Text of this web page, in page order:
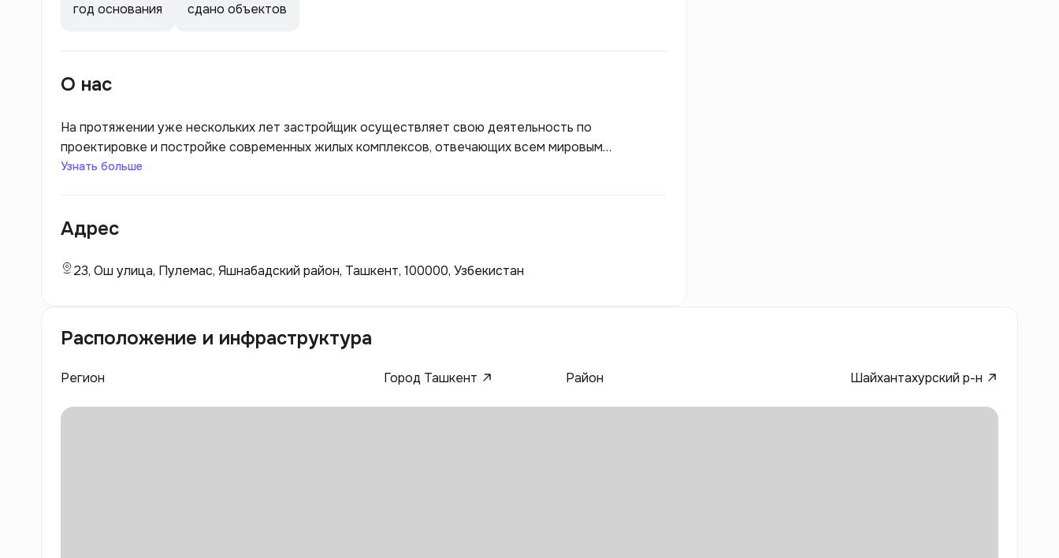
год основания сдано объектов
О нас
На протяжении уже нескольких лет застройщик осуществляет свою деятельность по
проектировке и постройке современных жилых комплексов, отвечающих всем мировым
стандартам качества и комфорта. Добиться благотворного союза между комфортом и
Узнать больше
Адрес
23, Ош улица, Пулемас, Яшнабадский район, Ташкент, 100000, Узбекистан
Расположение и инфраструктура
Регион Город Ташкент Район Шайхантахурский р-н